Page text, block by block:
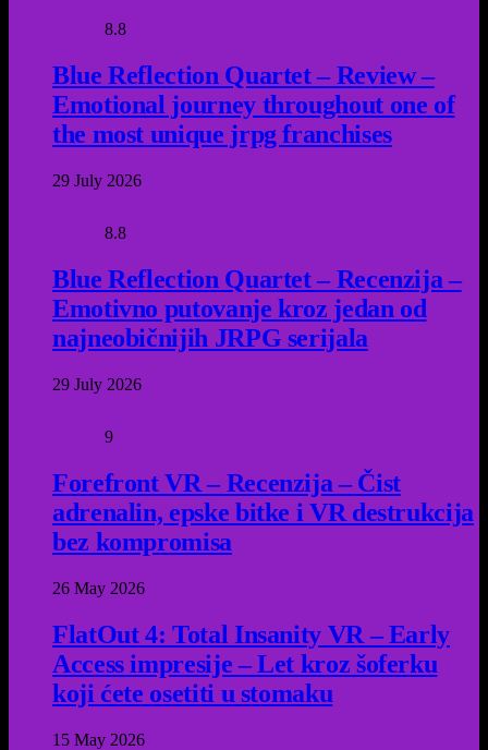
8.8
Blue Reflection Quartet – Review –
Emotional journey throughout one of
the most unique jrpg franchises
29 July 2026
8.8
Blue Reflection Quartet – Recenzija –
Emotivno putovanje kroz jedan od
najneobičnijih JRPG serijala
29 July 2026
9
Forefront VR – Recenzija – Čist
adrenalin, epske bitke i VR destrukcija
bez kompromisa
26 May 2026
FlatOut 4: Total Insanity VR – Early
Access impresije – Let kroz šoferku
koji ćete osetiti u stomaku
15 May 2026